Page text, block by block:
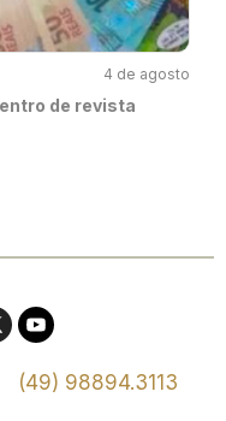
4 de agosto
de revista
(49) 98894.3113